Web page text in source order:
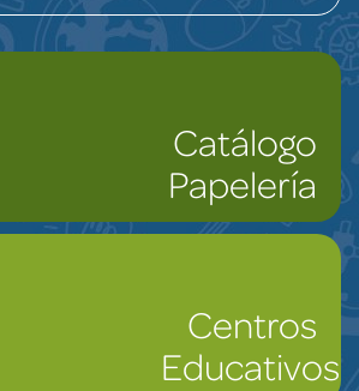
Catálogo
Papelería
Centros
Educativos